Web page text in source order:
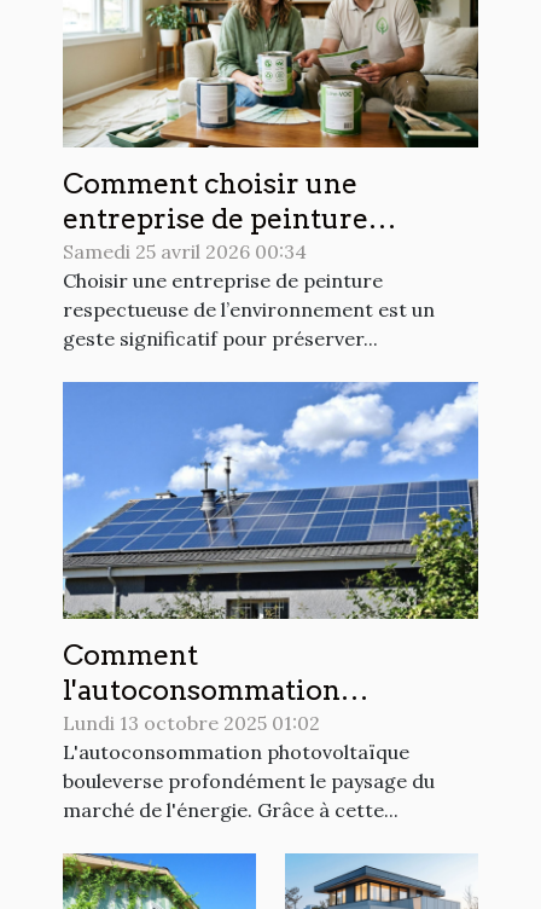
Comment choisir une
entreprise de peinture
respectueuse de
l’environnement ?
Samedi 25 avril 2026 00:34
Choisir une entreprise de peinture
respectueuse de l’environnement est un
geste significatif pour préserver...
Comment
l'autoconsommation
photovoltaïque redéfinit-elle
le marché de l'énergie ?
Lundi 13 octobre 2025 01:02
L'autoconsommation photovoltaïque
bouleverse profondément le paysage du
marché de l'énergie. Grâce à cette...